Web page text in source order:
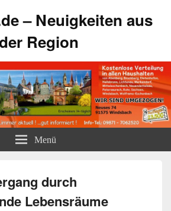
– Neuigkeiten aus
Region
Menü
durch
Lebensräume